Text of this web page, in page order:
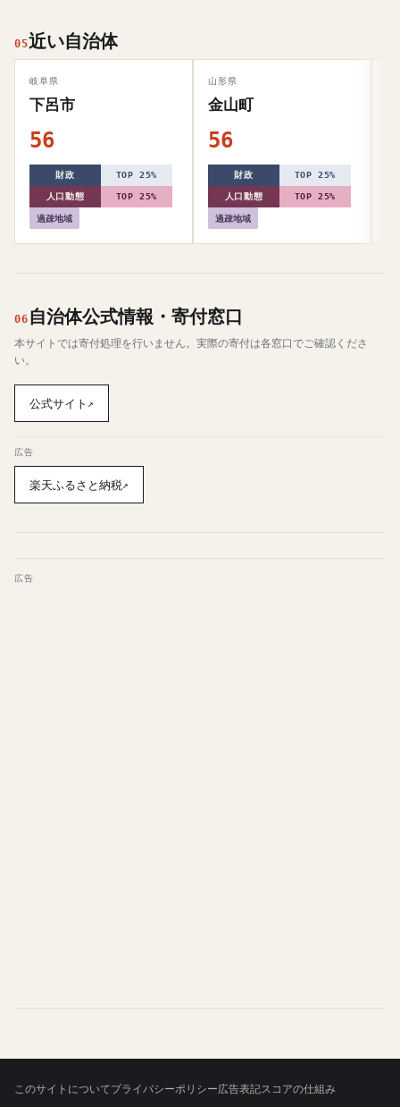
05近い自治体
岐阜県
下呂市
56
財政 TOP 25%
人口動態 TOP 25%
過疎地域
山形県
金山町
56
財政 TOP 25%
人口動態 TOP 25%
過疎地域
06 自治体公式情報・寄付窓口
本サイトでは寄付処理を行いません。実際の寄付は各窓口でご確認くださ
い。
公式サイト ↗
広告
楽天ふるさと納税↗
広告
このサイトについてプライバシーポリシー広告表記スコアの仕組み